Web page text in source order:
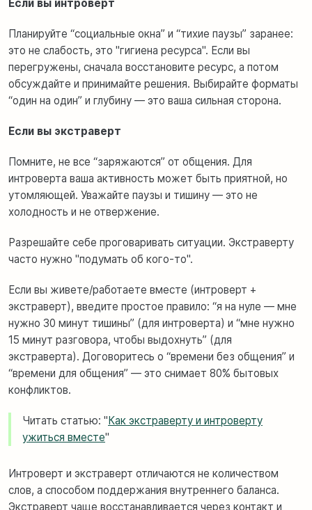
Если вы интроверт
Планируйте “социальные окна” и “тихие паузы” заранее:
это не слабость, это "гигиена ресурса". Если вы
перегружены, сначала восстановите ресурс, а потом
обсуждайте и принимайте решения. Выбирайте форматы
“один на один” и глубину — это ваша сильная сторона.
Если вы экстраверт
Помните, не все “заряжаются” от общения. Для
интроверта ваша активность может быть приятной, но
утомляющей. Уважайте паузы и тишину — это не
холодность и не отвержение.
Разрешайте себе проговаривать ситуации. Экстраверту
часто нужно "подумать об кого-то".
Если вы живете/работаете вместе (интроверт +
экстраверт), введите простое правило: “я на нуле — мне
нужно 30 минут тишины” (для интроверта) и “мне нужно
15 минут разговора, чтобы выдохнуть” (для
экстраверта). Договоритесь о “времени без общения” и
“времени для общения” — это снимает 80% бытовых
конфликтов.
Читать статью: " Как экстраверту и интроверту
ужиться вместе"
Интроверт и экстраверт отличаются не количеством
слов, а способом поддержания внутреннего баланса.
Экстраверт чаще восстанавливается через контакт и